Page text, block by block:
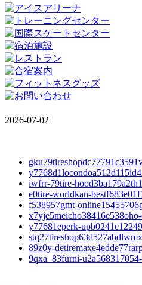
2026-07-02
iwfrr-79tire-
e0tire-worldkan-
f538957gmt-
y77681eperk-
89z0y-
9qxa_83furni-